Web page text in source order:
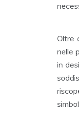
Oltre
nelle
in